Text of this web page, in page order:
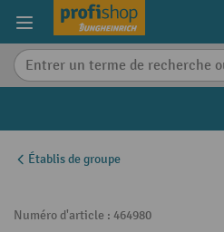
content
Établis de groupe
Numéro d'article : 464980